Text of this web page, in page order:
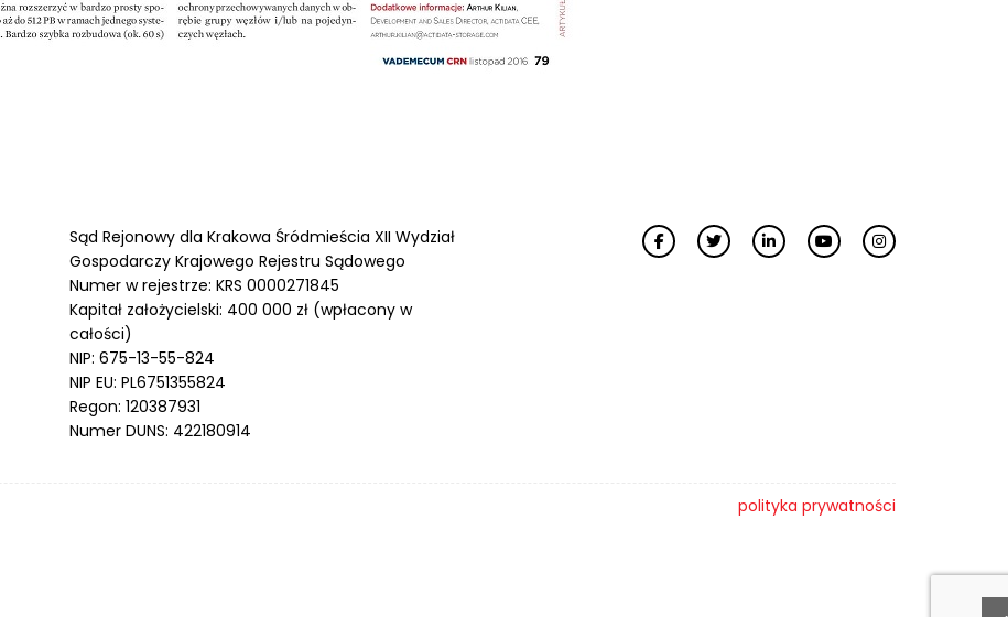
Sąd Rejonowy dla Krakowa Śródmieścia XII Wydział
Gospodarczy Krajowego Rejestru Sądowego
Numer w rejestrze: KRS 0000271845
Kapitał założycielski: 400 000 zł (wpłacony w
całości)
NIP: 675-13-55-824
NIP EU: PL6751355824
Regon: 120387931
Numer DUNS: 422180914
polityka prywatności